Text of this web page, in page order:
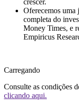
Oferecemos uma
completa do
Money Times, e
Empiricus
Carregando
Consulte as condições
clicando aqui.